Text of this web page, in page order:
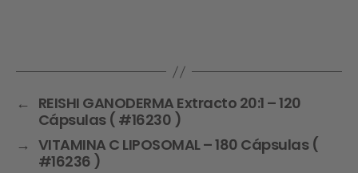
← REISHI GANODERMA Extracto 20:1 – 120
Cápsulas ( #16230 )
→ VITAMINA C LIPOSOMAL – 180 Cápsulas (
#16236 )